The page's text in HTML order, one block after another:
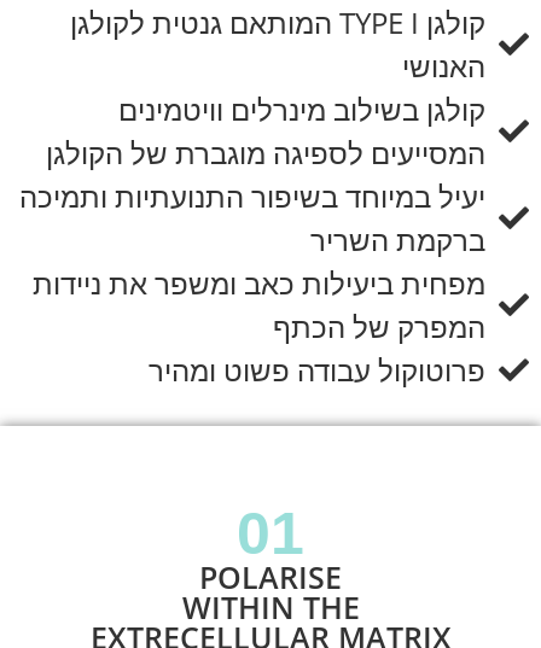
קולגן TYPE I המותאם גנטית לקולגן
האנושי
קולגן בשילוב מינרלים וויטמינים
המסייעים לספיגה מוגברת של הקולגן
יעיל במיוחד בשיפור התנועתיות ותמיכה
ברקמת השריר
מפחית ביעילות כאב ומשפר את ניידות
המפרק של הכתף
פרוטוקול עבודה פשוט ומהיר
01
POLARISE
WITHIN THE
EXTRECELLULAR MATRIX